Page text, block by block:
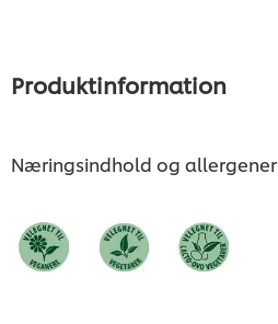
Produktinformation
Næringsindhold og allergener